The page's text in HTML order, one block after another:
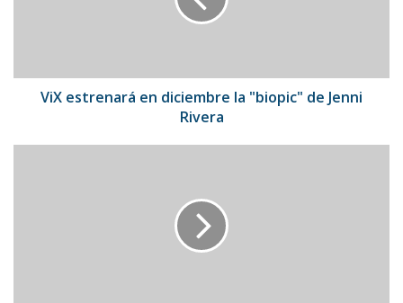
Rivera
ViX estrenará en diciembre la "biopic" de Jenni
Rivera